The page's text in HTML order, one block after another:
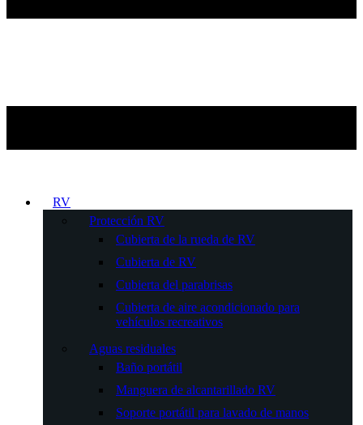
RV
Protección RV
Cubierta de la rueda de RV
Cubierta de RV
Cubierta del parabrisas
Cubierta de aire acondicionado para
vehículos recreativos
Aguas residuales
Baño portátil
Manguera de alcantarillado RV
Soporte portátil para lavado de manos